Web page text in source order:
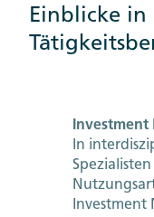
Einblicke in
Investment
In